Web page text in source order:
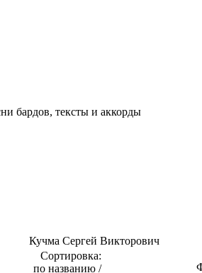
Кучма Сергей Викторович
Сортировка:
по названию /